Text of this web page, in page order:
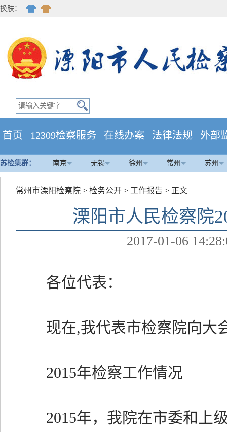
换肤：
首页 12309检察服务 在线办案 法律法规 外部
苏检集群： 南京 无锡 徐州 常州 苏州
常州市溧阳检察院 > 检务公开 > 工作报告 > 正文
溧阳市人民检察院
2017-01-06
各位代表：
现在,我代表市检察院向大
2015年检察工作情况
2015年，我院在市委和上级